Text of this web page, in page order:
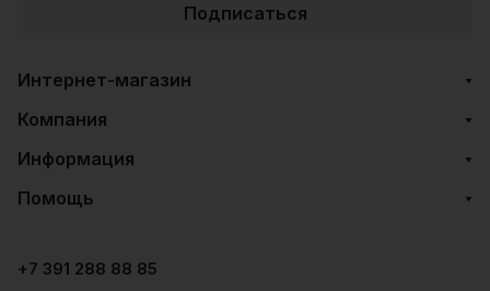
Подписаться
Интернет-магазин
Компания
Информация
Помощь
+7 391 288 88 85